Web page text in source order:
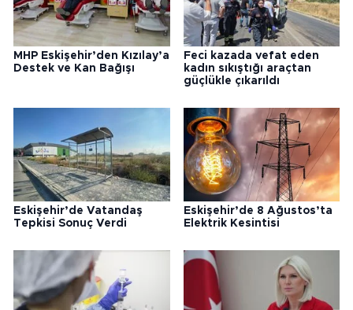
MHP Eskişehir’den Kızılay’a
Destek ve Kan Bağışı
Feci kazada vefat eden
kadın sıkıştığı araçtan
güçlükle çıkarıldı
Eskişehir’de Vatandaş
Tepkisi Sonuç Verdi
Eskişehir’de 8 Ağustos’ta
Elektrik Kesintisi